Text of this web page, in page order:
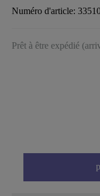
Numéro d'article:
Prêt à être expédié